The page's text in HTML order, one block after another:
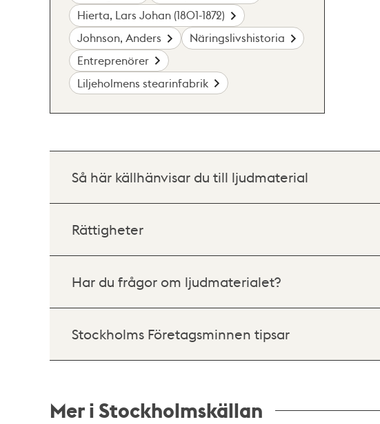
Hierta, Lars Johan (1801-1872)
Johnson, Anders
Näringslivshistoria
Entreprenörer
Liljeholmens stearinfabrik
Så här källhänvisar du till ljudmaterial
Rättigheter
Har du frågor om ljudmaterialet?
Stockholms Företagsminnen tipsar
Mer i Stockholmskällan